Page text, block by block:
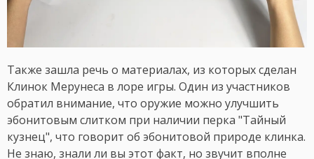
Также зашла речь о материалах, из которых сделан
Клинок Мерунеса в лоре игры. Один из участников
обратил внимание, что оружие можно улучшить
эбонитовым слитком при наличии перка "Тайный
кузнец", что говорит об эбонитовой природе клинка.
Не знаю, знали ли вы этот факт, но звучит вполне